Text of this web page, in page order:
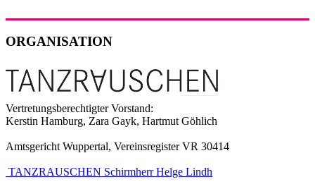
ORGANISATION
Vertretungsberechtigter Vorstand:
Kerstin Hamburg, Zara Gayk, Hartmut Göhlich
Amtsgericht Wuppertal, Vereinsregister VR 30414
TANZRAUSCHEN Schirmherr Helge Lindh